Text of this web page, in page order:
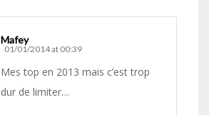
Mafey
01/01/2014 at 00:39
Mes top en 2013 mais c’est trop
dur de limiter…